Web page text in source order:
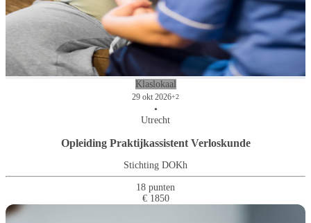
Klaslokaal
29 okt 2026+2
•
Utrecht
Opleiding Praktijkassistent Verloskunde
Stichting DOKh
18 punten
€ 1850